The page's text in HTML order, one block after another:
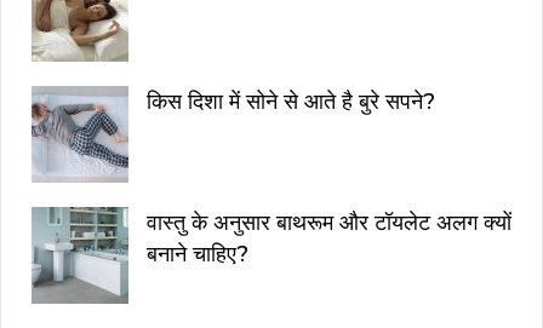
किस दिशा में सोने से आते है बुरे सपने?
वास्तु के अनुसार बाथरूम और टॉयलेट अलग क्यों
बनाने चाहिए?